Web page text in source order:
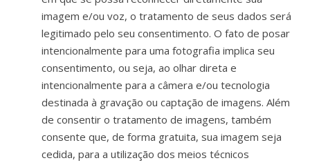
imagem e/ou voz, o tratamento de seus dados será
legitimado pelo seu consentimento. O fato de posar
intencionalmente para uma fotografia implica seu
consentimento, ou seja, ao olhar direta e
intencionalmente para a câmera e/ou tecnologia
destinada à gravação ou captação de imagens. Além
de consentir o tratamento de imagens, também
consente que, de forma gratuita, sua imagem seja
cedida, para a utilização dos meios técnicos